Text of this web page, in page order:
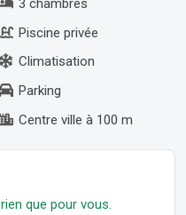
3 chambres
Piscine privée
Climatisation
Parking
Centre ville à 100 m
rien que pour vous.